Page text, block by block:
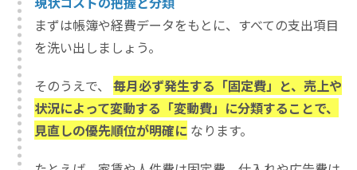
まずは帳簿や経費データをもとに、すべての支出項目
を洗い出しましょう。
そのうえで、 毎月必ず発生する「固定費」と、売上や
状況によって変動する「変動費」に分類することで、
見直しの優先順位が明確に なります。